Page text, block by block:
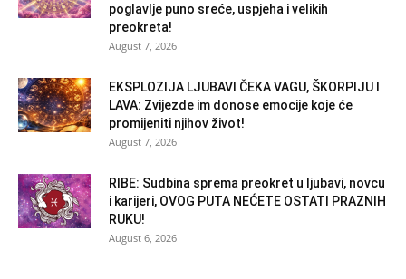
poglavlje puno sreće, uspjeha i velikih
preokreta!
August 7, 2026
EKSPLOZIJA LJUBAVI ČEKA VAGU, ŠKORPIJU I
LAVA: Zvijezde im donose emocije koje će
promijeniti njihov život!
August 7, 2026
RIBE: Sudbina sprema preokret u ljubavi, novcu
i karijeri, OVOG PUTA NEĆETE OSTATI PRAZNIH
RUKU!
August 6, 2026